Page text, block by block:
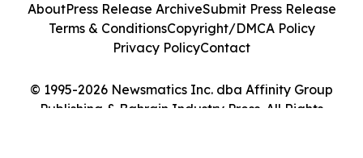
© 1995-2026 Newsmatics Inc. dba Affinity Group
Publishing & Bahrain Industry Press. All Rights
AboutPress Release ArchiveSubmit Press Release
Terms & ConditionsCopyright/DMCA Policy
Privacy PolicyContact